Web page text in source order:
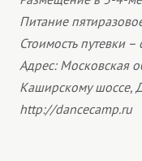
Питание
Стоимость путевки
Адрес: Московская
Каширскому шоссе,
http://dancecamp.ru